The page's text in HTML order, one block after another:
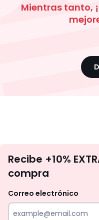
Mientras tanto,
Recibe +10%
compra
Correo electrónico